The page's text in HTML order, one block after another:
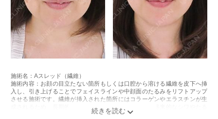
施術名：Aスレッド（繊維）
施術内容：お顔の目立たない箇所もしくは口腔から溶ける繊維を皮下へ挿
入し、引き上げることでフェイスラインや中顔面のたるみをリフトアップ
させる施術です。繊維が挿入された箇所にはコラーゲンやエラスチンが生
成されるため、長期的な美肌効果、肌質の改善効果、将来的なシワやたる
みの予防効果が期待できます。